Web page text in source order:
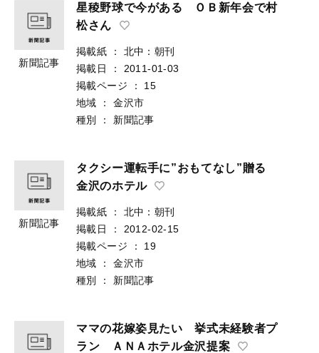
新聞記事
星稜野球で今がある ＯＢ新年会で村
松さん
掲載紙 ：
北中：朝刊
掲載日
：
2011-01-03
掲載ページ
：
15
地域
：
金沢市
種別
： 新聞記事
新聞記事
タクシー運転手に”おもてなし”贈る
金沢のホテル
掲載紙 ：
北中：朝刊
掲載日
：
2012-02-15
掲載ページ
：
19
地域
：
金沢市
種別
： 新聞記事
ママの花嫁姿見たい 挙式未経験者プ
ラン ＡＮＡホテル金沢提案